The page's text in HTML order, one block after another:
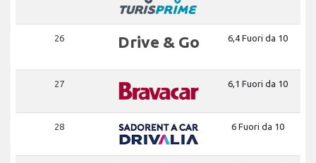
26 Drive & Go 6,4 Fuori da 10
27 6,1 Fuori da 10
28 6 Fuori da 10